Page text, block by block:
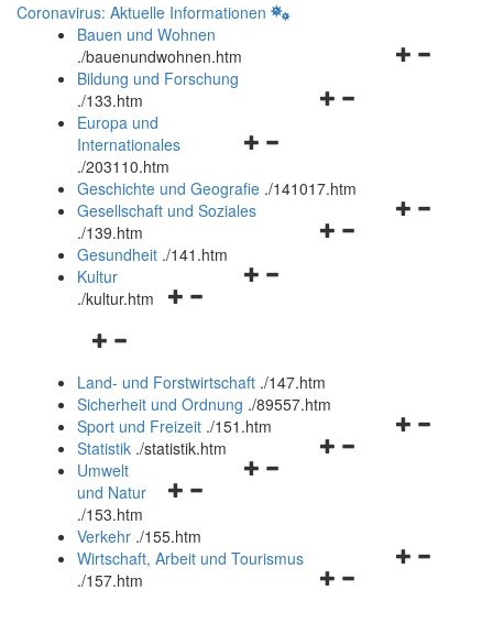
Coronavirus: Aktuelle Informationen
Bauen und Wohnen
./bauenundwohnen.htm
Navigationsmenü
Bildung und Forschung
./133.htm
Navigationsmenü
und
schließen
Europa und
Internationales
./203110.htm
Geschichte und Geografie ./141017.htm
Navigationsmenü
Gesellschaft und Soziales
./139.htm
Navigationsmenü
Gesundheit ./141.htm
Navigationsmenü
Kultur
./kultur.htm
Navigationsmenü
und
schließen
Land- und Forstwirtschaft ./147.htm
Sicherheit und Ordnung ./89557.htm
Navigationsmenü
Sport und Freizeit ./151.htm
Navigationsmenü
Statistik ./statistik.htm
Navigationsmenü
und
schließen
Umwelt
und Natur
./153.htm
Verkehr ./155.htm
Navigationsmenü
Wirtschaft, Arbeit und Tourismus
./157.htm